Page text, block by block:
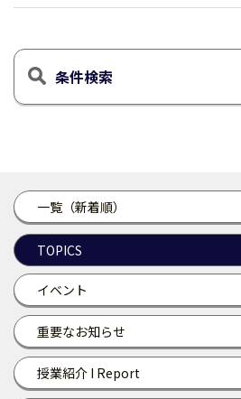
一覧（新着順）
TOPICS
イベント
重要なお知らせ
授業紹介 I Report
条件検索